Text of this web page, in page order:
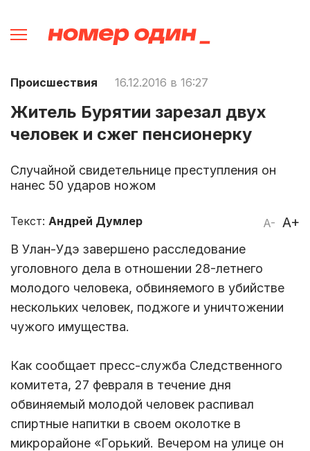
Происшествия 16.12.2016 в 16:27
Житель Бурятии зарезал двух
человек и сжег пенсионерку
Случайной свидетельнице преступления он
нанес 50 ударов ножом
A- A+
Текст: Андрей Думлер
В Улан-Удэ завершено расследование
уголовного дела в отношении 28-летнего
молодого человека, обвиняемого в убийстве
нескольких человек, поджоге и уничтожении
чужого имущества.
Как сообщает пресс-служба Следственного
комитета, 27 февраля в течение дня
обвиняемый молодой человек распивал
спиртные напитки в своем околотке в
микрорайоне «Горький. Вечером на улице он